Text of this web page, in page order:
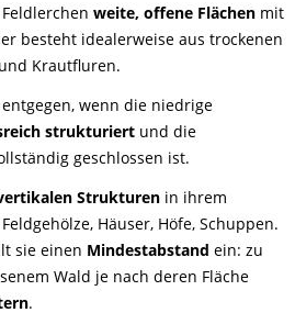
weite, offene Flächen mit
besteht idealerweise aus trockenen
Krautfluren.
wenn die niedrige
strukturiert und die
geschlossen ist.
Strukturen in ihrem
Häuser, Höfe, Schuppen.
sie einen Mindestabstand ein: zu
Wald je nach deren Fläche
.